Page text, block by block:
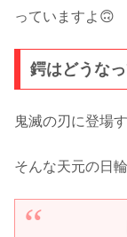
っていますよ🙃
鍔はどうな
鬼滅の刃に登場
そんな天元の日